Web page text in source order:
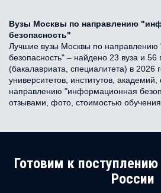
Вузы Москвы по направлению
безопасность"
Лучшие вузы Москвы по
безопасность" – найдено 23 вуза и
(бакалавриата, специалитета) в 2026
университетов, институтов,
направлению "информационная
отзывами, фото, стоимостью
Готовим к
России